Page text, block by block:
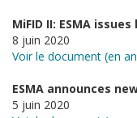
MiFID II: ESMA
8 juin 2020
Voir le document (en
ESMA announces
5 juin 2020